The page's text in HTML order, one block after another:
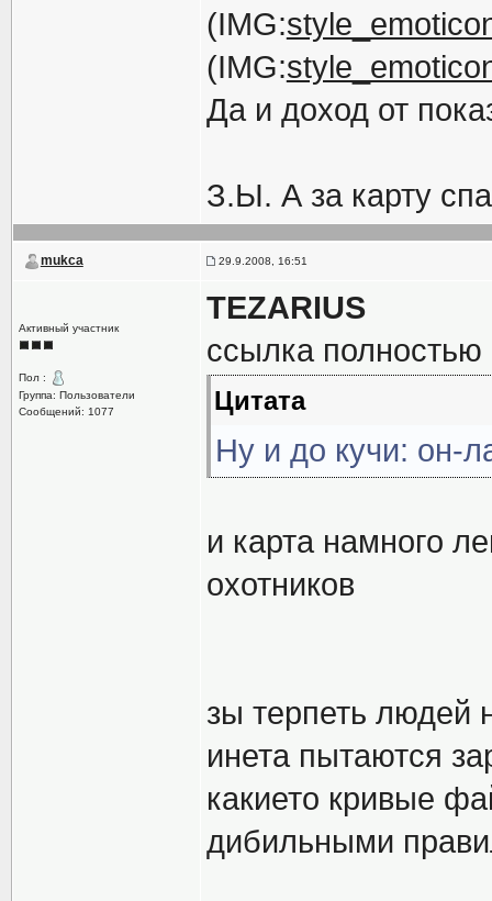
(IMG:
(IMG:
Да и доход от
З.Ы. А за карту
mukca 29.9.2008, 16:51
Активный участник
Пол :
Группа: Пользователи
Сообщений: 1077
TEZARIUS
ссылка полностью
Цитата
Ну и до кучи: он-
и карта намного
охотников
зы терпеть людей
инета пытаются
какието кривые
дибильными